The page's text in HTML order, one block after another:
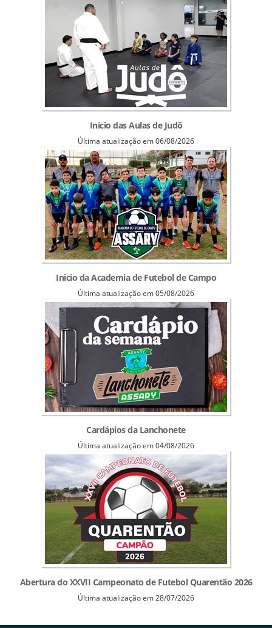
Início das Aulas de Judô
Última atualização em 06/08/2026
Inicio da Academia de Futebol de Campo
Última atualização em 05/08/2026
Cardápios da Lanchonete
Última atualização em 04/08/2026
Abertura do XXVII Campeonato de Futebol Quarentão 2026
Última atualização em 28/07/2026